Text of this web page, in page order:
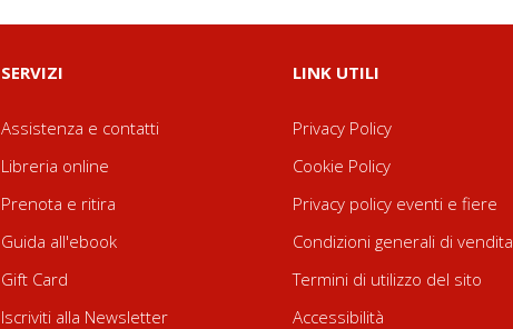
SERVIZI
Assistenza e contatti
Libreria online
Prenota e ritira
Guida all'ebook
Gift Card
Iscriviti alla Newsletter
LINK UTILI
Privacy Policy
Cookie Policy
Privacy policy eventi e fiere
Condizioni generali di vendita
Termini di utilizzo del sito
Accessibilità